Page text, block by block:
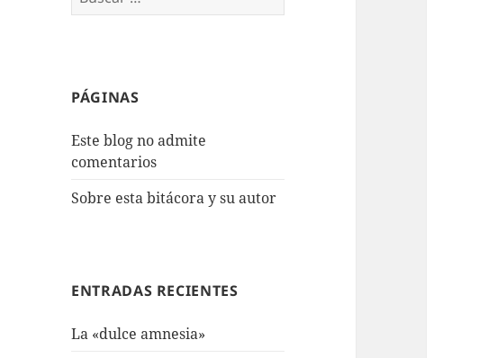
PÁGINAS
Este blog no admite
comentarios
Sobre esta bitácora y su autor
ENTRADAS RECIENTES
La «dulce amnesia»